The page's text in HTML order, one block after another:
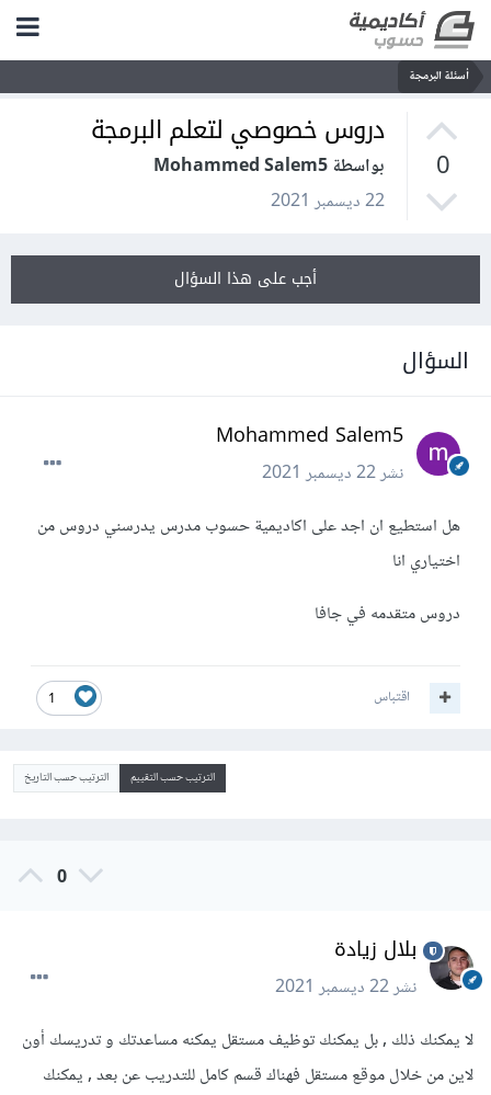
أسئلة البرمجة
0
دروس خصوصي لتعلم البرمجة
بواسطة Mohammed Salem5
22 ديسمبر 2021
أجب على هذا السؤال
السؤال
Mohammed Salem5
نشر22 ديسمبر 2021
هل استطيع ان اجد على اكاديمية حسوب مدرس يدرسني دروس من
اختياري انا
دروس متقدمه في جافا
1 اقتباس
الترتيب حسب التقييم الترتيب حسب التاريخ
0
بلال زيادة
نشر22 ديسمبر 2021
لا يمكنك ذلك , بل يمكنك توظيف مستقل يمكنه مساعدتك و تدريسك أون
لاين من خلال موقع مستقل فهناك قسم كامل للتدريب عن بعد , يمكنك